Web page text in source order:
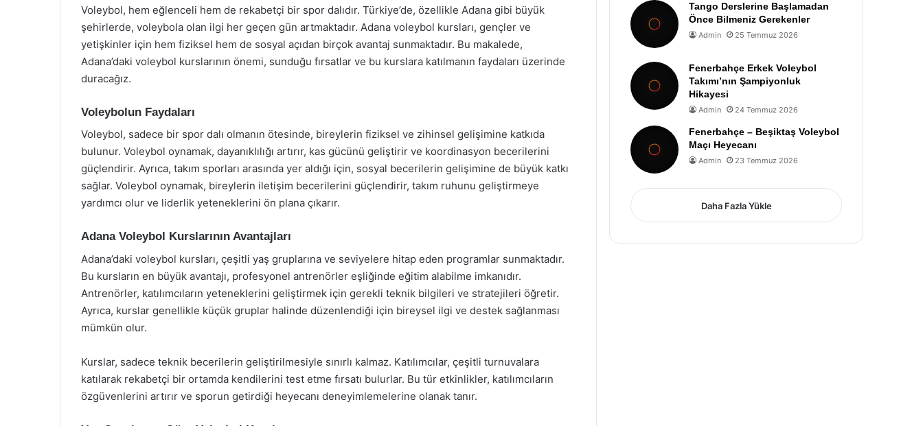
Voleybol, hem eğlenceli hem de rekabetçi bir spor dalıdır. Türkiye’de, özellikle Adana gibi büyük
şehirlerde, voleybola olan ilgi her geçen gün artmaktadır. Adana voleybol kursları, gençler ve
yetişkinler için hem fiziksel hem de sosyal açıdan birçok avantaj sunmaktadır. Bu makalede,
Adana’daki voleybol kurslarının önemi, sunduğu fırsatlar ve bu kurslara katılmanın faydaları üzerinde
duracağız.
Voleybolun Faydaları
Voleybol, sadece bir spor dalı olmanın ötesinde, bireylerin fiziksel ve zihinsel gelişimine katkıda
bulunur. Voleybol oynamak, dayanıklılığı artırır, kas gücünü geliştirir ve koordinasyon becerilerini
güçlendirir. Ayrıca, takım sporları arasında yer aldığı için, sosyal becerilerin gelişimine de büyük katkı
sağlar. Voleybol oynamak, bireylerin iletişim becerilerini güçlendirir, takım ruhunu geliştirmeye
yardımcı olur ve liderlik yeteneklerini ön plana çıkarır.
Adana Voleybol Kurslarının Avantajları
Adana’daki voleybol kursları, çeşitli yaş gruplarına ve seviyelere hitap eden programlar sunmaktadır.
Bu kursların en büyük avantajı, profesyonel antrenörler eşliğinde eğitim alabilme imkanıdır.
Antrenörler, katılımcıların yeteneklerini geliştirmek için gerekli teknik bilgileri ve stratejileri öğretir.
Ayrıca, kurslar genellikle küçük gruplar halinde düzenlendiği için bireysel ilgi ve destek sağlanması
mümkün olur.
Kurslar, sadece teknik becerilerin geliştirilmesiyle sınırlı kalmaz. Katılımcılar, çeşitli turnuvalara
katılarak rekabetçi bir ortamda kendilerini test etme fırsatı bulurlar. Bu tür etkinlikler, katılımcıların
özgüvenlerini artırır ve sporun getirdiği heyecanı deneyimlemelerine olanak tanır.
Tango Derslerine Başlamadan
Önce Bilmeniz Gerekenler
Admin 25 Temmuz 2026
Fenerbahçe Erkek Voleybol
Takımı’nın Şampiyonluk
Hikayesi
Admin 24 Temmuz 2026
Fenerbahçe – Beşiktaş Voleybol
Maçı Heyecanı
Admin 23 Temmuz 2026
Daha Fazla Yükle